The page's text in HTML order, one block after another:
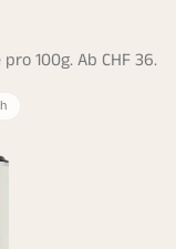
100g. Ab CHF 36.